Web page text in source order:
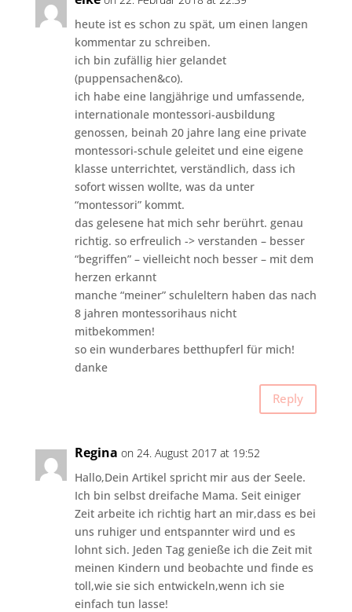
heute ist es schon zu spät, um einen langen
kommentar zu schreiben.
ich bin zufällig hier gelandet
(puppensachen&co).
ich habe eine langjährige und umfassende,
internationale montessori-ausbildung
genossen, beinah 20 jahre lang eine private
montessori-schule geleitet und eine eigene
klasse unterrichtet, verständlich, dass ich
sofort wissen wollte, was da unter
“montessori” kommt.
das gelesene hat mich sehr berührt. genau
richtig. so erfreulich -> verstanden – besser
“begriffen” – vielleicht noch besser – mit dem
herzen erkannt
manche “meiner” schuleltern haben das nach
8 jahren montessorihaus nicht
mitbekommen!
so ein wunderbares betthupferl für mich!
danke
Reply
Regina on 24. August 2017 at 19:52
Hallo,Dein Artikel spricht mir aus der Seele.
Ich bin selbst dreifache Mama. Seit einiger
Zeit arbeite ich richtig hart an mir,dass es bei
uns ruhiger und entspannter wird und es
lohnt sich. Jeden Tag genieße ich die Zeit mit
meinen Kindern und beobachte und finde es
toll,wie sie sich entwickeln,wenn ich sie
einfach tun lasse!